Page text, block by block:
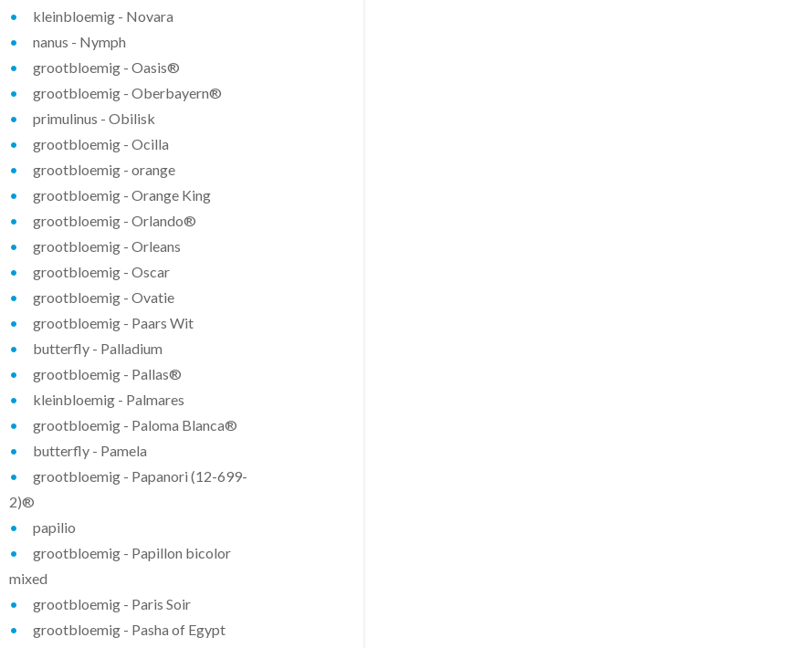
kleinbloemig - Novara
nanus - Nymph
grootbloemig - Oasis®
grootbloemig - Oberbayern®
primulinus - Obilisk
grootbloemig - Ocilla
grootbloemig - orange
grootbloemig - Orange King
grootbloemig - Orlando®
grootbloemig - Orleans
grootbloemig - Oscar
grootbloemig - Ovatie
grootbloemig - Paars Wit
butterfly - Palladium
grootbloemig - Pallas®
kleinbloemig - Palmares
grootbloemig - Paloma Blanca®
butterfly - Pamela
grootbloemig - Papanori (12-699-
2)®
papilio
grootbloemig - Papillon bicolor
mixed
grootbloemig - Paris Soir
grootbloemig - Pasha of Egypt